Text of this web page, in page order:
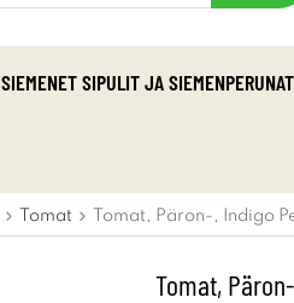
SIEMENET SIPULIT JA SIEMENPERUNAT
Tomat Tomat, Päron-, Indigo
Tomat,